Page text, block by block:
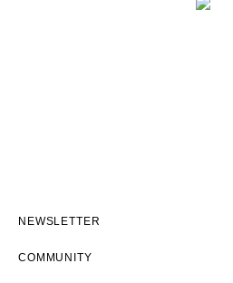
NEWSLETTER
COMMUNITY